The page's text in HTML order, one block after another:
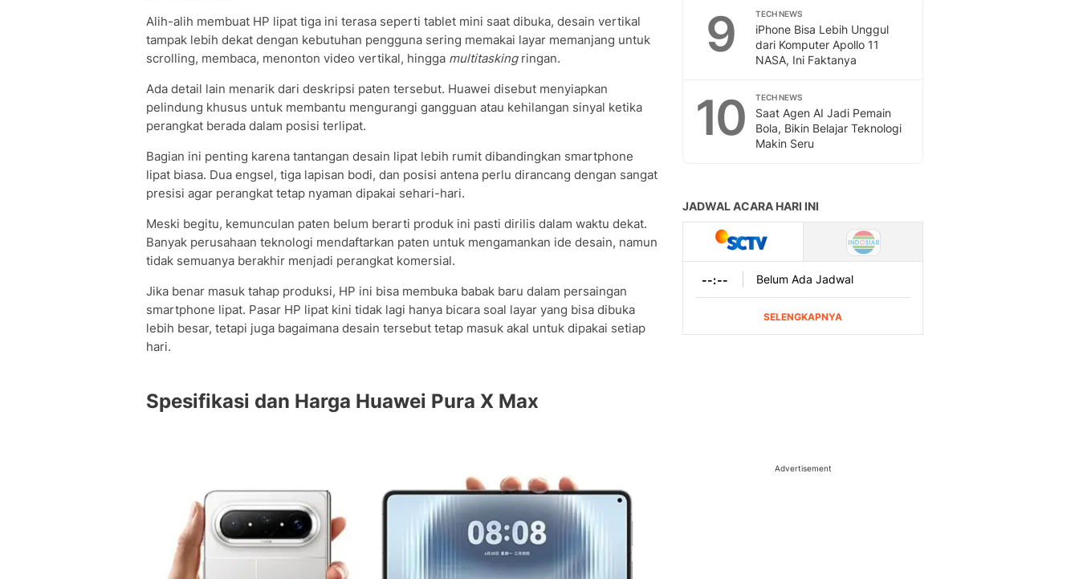
Alih-alih membuat HP lipat tiga ini terasa seperti tablet mini saat dibuka, desain vertikal
tampak lebih dekat dengan kebutuhan pengguna sering memakai layar memanjang untuk
scrolling, membaca, menonton video vertikal, hingga multitaskingringan.
Ada detail lain menarik dari deskripsi paten tersebut. Huawei disebut menyiapkan
pelindung khusus untuk membantu mengurangi gangguan atau kehilangan sinyal ketika
perangkat berada dalam posisi terlipat.
Bagian ini penting karena tantangan desain lipat lebih rumit dibandingkan smartphone
lipat biasa. Dua engsel, tiga lapisan bodi, dan posisi antena perlu dirancang dengan sangat
presisi agar perangkat tetap nyaman dipakai sehari-hari.
Meski begitu, kemunculan paten belum berarti produk ini pasti dirilis dalam waktu dekat.
Banyak perusahaan teknologi mendaftarkan paten untuk mengamankan ide desain, namun
tidak semuanya berakhir menjadi perangkat komersial.
Jika benar masuk tahap produksi, HP ini bisa membuka babak baru dalam persaingan
smartphone lipat. Pasar HP lipat kini tidak lagi hanya bicara soal layar yang bisa dibuka
lebih besar, tetapi juga bagaimana desain tersebut tetap masuk akal untuk dipakai setiap
hari.
Spesifikasi dan Harga Huawei Pura X Max
9 TECH NEWS
iPhone Bisa Lebih Unggul
dari Komputer Apollo 11
NASA, Ini Faktanya
10 TECH NEWS
Saat Agen AI Jadi Pemain
Bola, Bikin Belajar Teknologi
Makin Seru
Advertisement